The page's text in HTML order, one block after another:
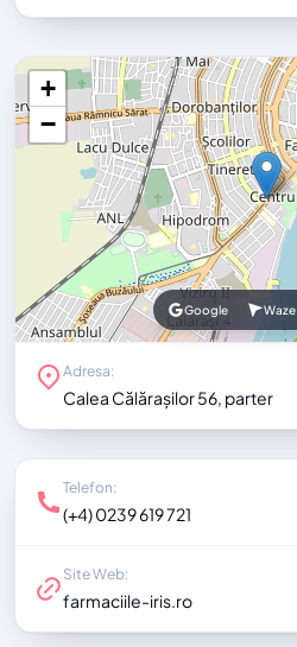
+
−
Google Waze
Adresa:
Calea Călărașilor 56, parter
Telefon:
(+4) 0239 619 721
Site Web:
farmaciile-iris.ro